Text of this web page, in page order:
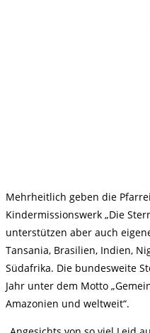
Mehrheitlich geben die
Kindermissionswerk „Die
unterstützen aber auch
Tansania, Brasilien, Indien,
Südafrika. Die bundesweite
Jahr unter dem Motto
Amazonien und weltweit“.